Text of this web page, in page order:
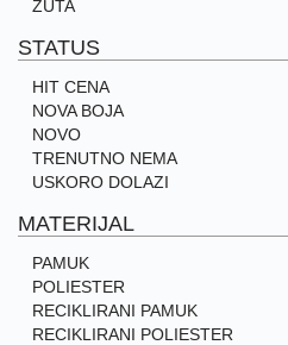
ŽUTA
STATUS
HIT CENA
NOVA BOJA
NOVO
TRENUTNO NEMA
USKORO DOLAZI
MATERIJAL
PAMUK
POLIESTER
RECIKLIRANI PAMUK
RECIKLIRANI POLIESTER